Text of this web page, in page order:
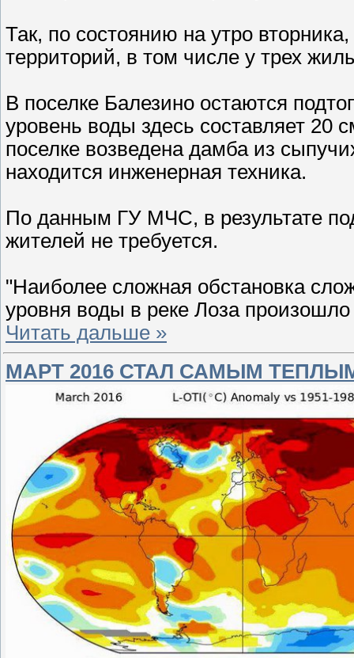
Так, по состоянию на утро
территорий, в том числе у трех
В поселке Балезино остаются
уровень воды здесь составляет 20
поселке возведена дамба из
находится инженерная техника.
По данным ГУ МЧС, в результате
жителей не требуется.
"Наиболее сложная обстановка
уровня воды в реке Лоза
Читать дальше »
МАРТ 2016 СТАЛ САМЫМ